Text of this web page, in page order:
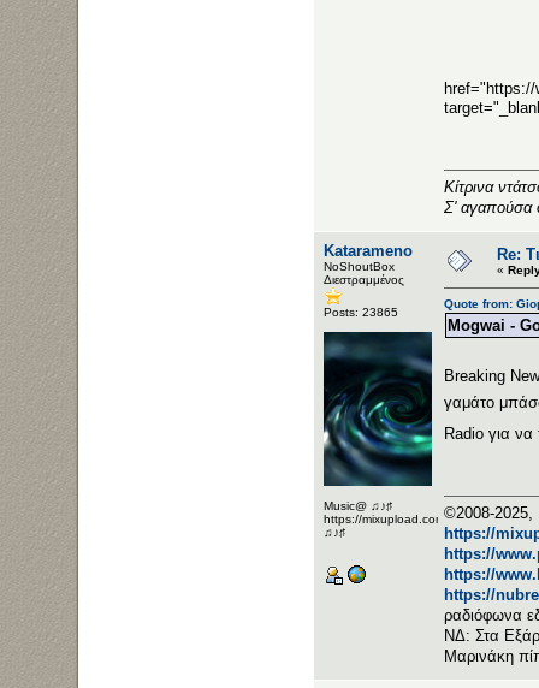
Κίτρινα
Σ' αγαπούσα
Katarameno
NoShoutBox
Διεστραμμένος
Posts: 23865
Music@ ♫♪♯
https://mixupload.com/u/Katarameno/
♫♪♯
Re:
«
Quote from:
Mogwai -
Breaking
γαμάτο
Radio για
©2008-2025,
https://
https://
https://
https://
ραδιόφωνα
ΝΔ: Στα
Μαρινάκη